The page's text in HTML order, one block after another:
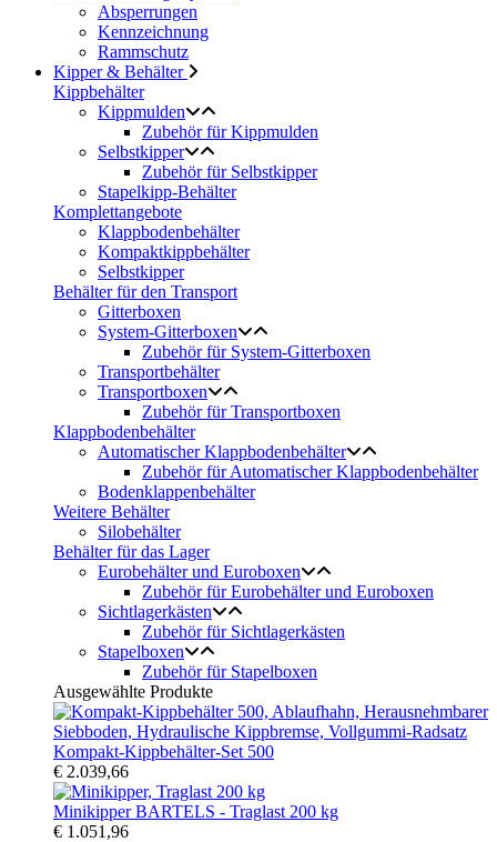
Absperrungen
Kennzeichnung
Rammschutz
Kipper & Behälter
Kippbehälter
Kippmulden
Zubehör für Kippmulden
Selbstkipper
Zubehör für Selbstkipper
Stapelkipp-Behälter
Komplettangebote
Klappbodenbehälter
Kompaktkippbehälter
Selbstkipper
Behälter für den Transport
Gitterboxen
System-Gitterboxen
Zubehör für System-Gitterboxen
Transportbehälter
Transportboxen
Zubehör für Transportboxen
Klappbodenbehälter
Automatischer Klappbodenbehälter
Zubehör für Automatischer Klappbodenbehälter
Bodenklappenbehälter
Weitere Behälter
Silobehälter
Behälter für das Lager
Eurobehälter und Euroboxen
Zubehör für Eurobehälter und Euroboxen
Sichtlagerkästen
Zubehör für Sichtlagerkästen
Stapelboxen
Zubehör für Stapelboxen
Ausgewählte Produkte
Kompakt-Kippbehälter-Set 500
€ 2.039,66
Minikipper BARTELS - Traglast 200 kg
€ 1.051,96